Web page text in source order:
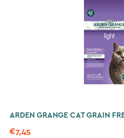
ARDEN GRANGE CAT GRAIN
€7,45